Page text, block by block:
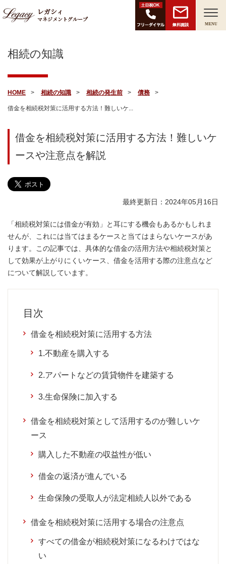
レガシィ
マネジメントグループ
無料面談 MENU
相続の知識
HOME 相続の知識 相続の発生前 債務
借金を相続税対策に活用する方法！難しいケ...
借金を相続税対策に活用する方法！難しいケ
ースや注意点を解説
最終更新日：2024年05月16日
「相続税対策には借金が有効」と耳にする機会もあるかもしれま
せんが、これには当てはまるケースと当てはまらないケースがあ
ります。この記事では、具体的な借金の活用方法や相続税対策と
して効果が上がりにくいケース、借金を活用する際の注意点など
について解説しています。
目次
借金を相続税対策に活用する方法
1.不動産を購入する
2.アパートなどの賃貸物件を建築する
3.生命保険に加入する
借金を相続税対策として活用するのが難しいケ
ース
購入した不動産の収益性が低い
借金の返済が進んでいる
生命保険の受取人が法定相続人以外である
借金を相続税対策に活用する場合の注意点
すべての借金が相続税対策になるわけではな
い